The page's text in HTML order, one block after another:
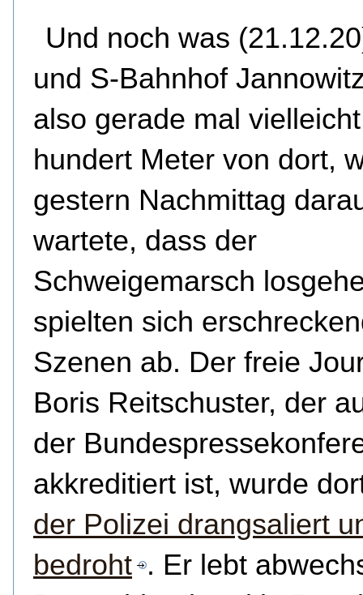
Und noch was
und S-Bahnhof
also gerade mal vielleicht
hundert Meter von dort,
gestern Nachmittag
wartete, dass der
Schweigemarsch
spielten sich
Szenen ab. Der freie
Boris Reitschuster, der
der
akkreditiert ist, wurde
der Polizei drangsaliert
bedroht . Er lebt